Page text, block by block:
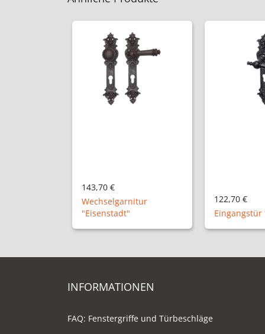
122,70 €
Eingangstür "Eisenach"
138,70 €
INFORMATIONEN
FAQ: Fenstergriffe und Türbeschläge